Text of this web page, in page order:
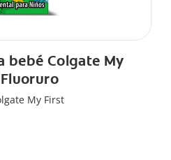
bebé Colgate My
My First